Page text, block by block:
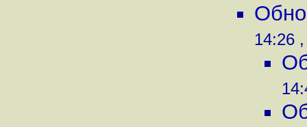
14:26